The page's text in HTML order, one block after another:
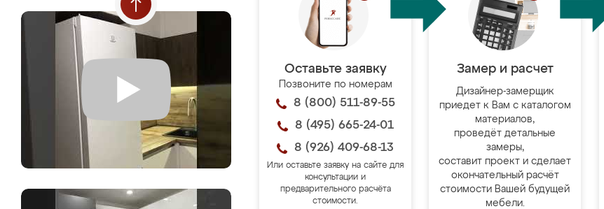
Оставьте заявку
Позвоните по номерам
8 (800) 511-89-55
8 (495) 665-24-01
8 (926) 409-68-13
Или оставьте заявку на сайте для
консультации и
предварительного расчёта
стоимости.
Замер и расчет
Дизайнер-замерщик
приедет к Вам с каталогом
материалов,
проведёт детальные
замеры,
составит проект и сделает
окончательный расчёт
стоимости Вашей будущей
мебели.